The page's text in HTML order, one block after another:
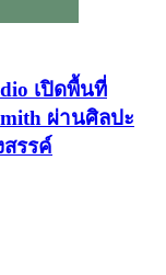
เปิดพื้นที่
ผ่านศิลปะ
รรค์